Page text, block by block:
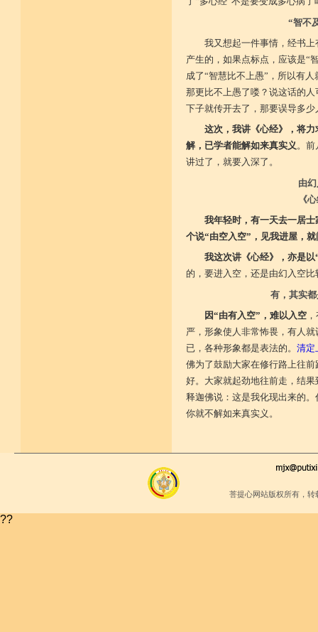
“智不
我又想起一件事情，经书
产生的，如果点标点，应该是“
成了“智慧比不上愚”，所以有
那更比不上愚了喽？说这话的
下子就传开去了，那要误导多少
这次，我讲《心经》，将
解，已学者能解如来真实义。前
讲过了，就要入深了。
由
《
我年轻时，有一天去一居
个说“由空入空”，见我进屋，
我这次讲《心经》，亦是
的，要进入空，还是由幻入空比
有，其实
因“由有入空”，难以入空，
严，形象使人非常怖畏，有人
已，各种形象都是表法的。 清定
佛为了鼓励大家在修行路上往
好。大家就起劲地往前走，结
释迦佛说：这是我化现出来的
你就不解如来真实义。
菩提心网站版权所有，
??